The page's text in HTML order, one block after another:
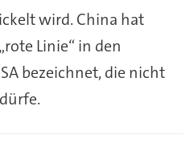
wird. China hat
Linie“ in den
bezeichnet, die nicht